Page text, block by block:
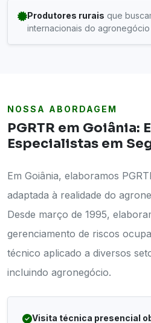
Produtores rurais que
internacionais do agronegócio
NOSSA ABORDAGEM
PGRTR em Goiânia:
Especialistas em
Em Goiânia, elaboramos
adaptada à realidade do
Desde março de 1995,
gerenciamento de riscos
técnico aplicado a diversos
incluindo agronegócio.
Visita técnica presencial